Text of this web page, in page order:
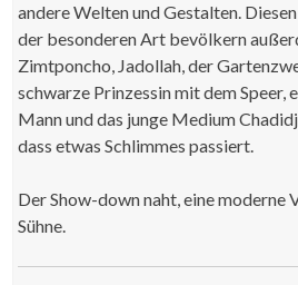
andere Welten und Gestalten.
der besonderen Art bevölkern
Zimtponcho, Jadollah, der
schwarze Prinzessin mit dem Speer,
Mann und das junge Medium
dass etwas Schlimmes passiert.
Der Show-down naht, eine moderne
Sühne.